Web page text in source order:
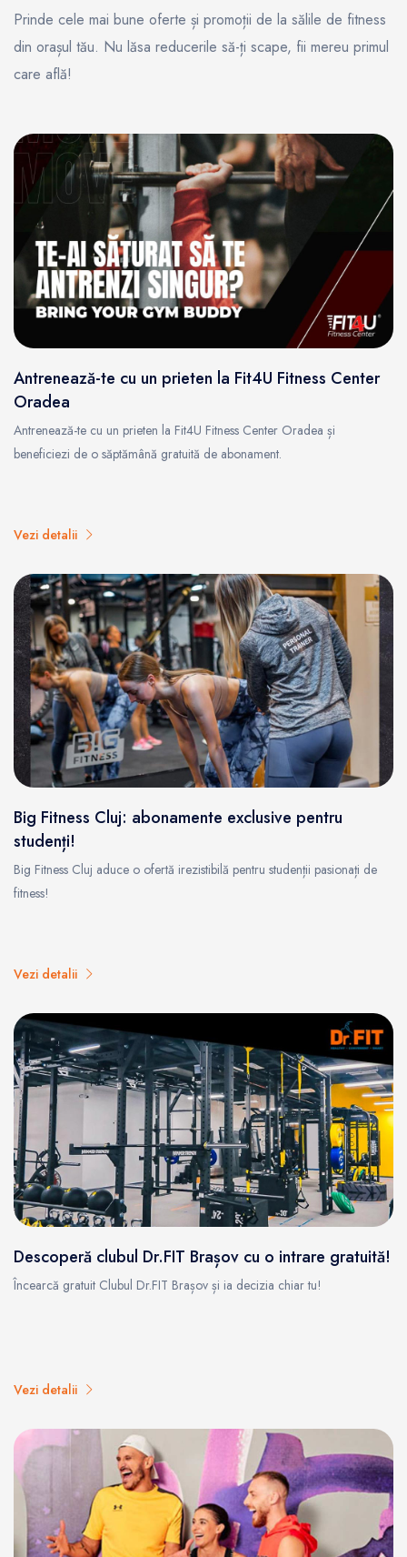
Prinde cele mai bune oferte și promoții de la sălile de fitness
din orașul tău. Nu lăsa reducerile să-ți scape, fii mereu primul
care află!
Antrenează-te cu un prieten la Fit4U Fitness Center
Oradea
Antrenează-te cu un prieten la Fit4U Fitness Center Oradea și
beneficiezi de o săptămână gratuită de abonament.
Vezi detalii
Big Fitness Cluj: abonamente exclusive pentru
studenți!
Big Fitness Cluj aduce o ofertă irezistibilă pentru studenții pasionați de
fitness!
Vezi detalii
Descoperă clubul Dr.FIT Brașov cu o intrare gratuită!
Încearcă gratuit Clubul Dr.FIT Brașov și ia decizia chiar tu!
Vezi detalii